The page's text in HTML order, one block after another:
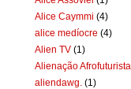
Alice Caymmi (4)
alice medíocre (4)
Alien TV (1)
Alienação Afrofuturista
aliendawg. (1)